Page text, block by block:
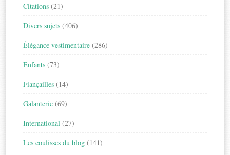
Citations (21)
Divers sujets (406)
Élégance vestimentaire (286)
Enfants (73)
Fiançailles (14)
Galanterie (69)
International (27)
Les coulisses du blog (141)